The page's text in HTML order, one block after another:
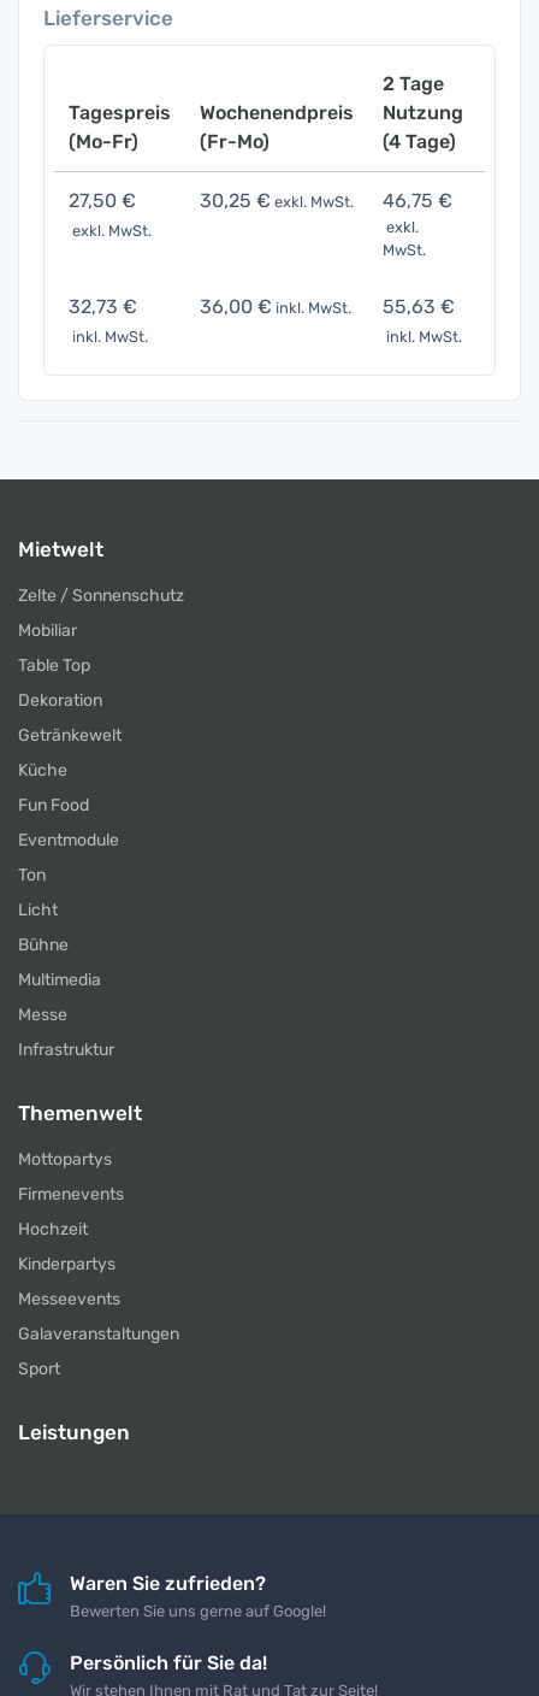
Lieferservice
Tagespreis
(Mo-Fr)
Wochenendpreis
(Fr-Mo)
2 Tage
Nutzung
(4 Tage)
27,50 €
exkl. MwSt.
30,25 € exkl. MwSt. 46,75 €
exkl.
MwSt.
32,73 €
inkl. MwSt.
36,00 € inkl. MwSt. 55,63 €
inkl. MwSt.
Mietwelt
Zelte / Sonnenschutz
Mobiliar
Table Top
Dekoration
Getränkewelt
Küche
Fun Food
Eventmodule
Ton
Licht
Bühne
Multimedia
Messe
Infrastruktur
Themenwelt
Mottopartys
Firmenevents
Hochzeit
Kinderpartys
Messeevents
Galaveranstaltungen
Sport
Leistungen
Waren Sie zufrieden?
Bewerten Sie uns gerne auf Google!
Persönlich für Sie da!
Wir stehen Ihnen mit Rat und Tat zur Seite!